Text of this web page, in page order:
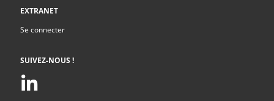
EXTRANET
Se connecter
SUIVEZ-NOUS !